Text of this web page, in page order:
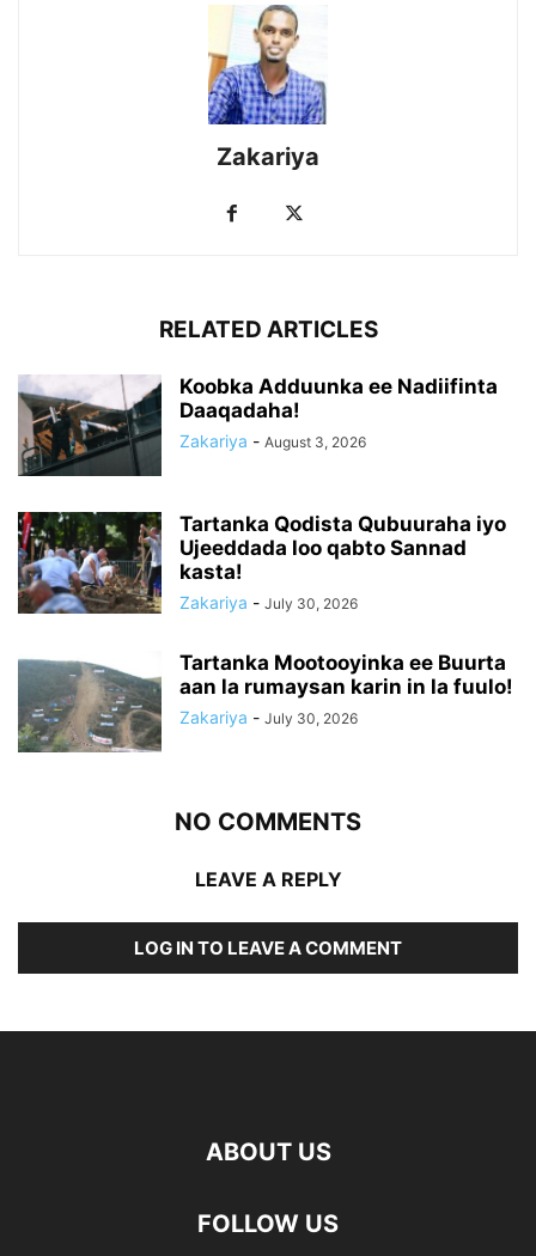
Zakariya
RELATED ARTICLES
Koobka Adduunka ee Nadiifinta
Daaqadaha!
Zakariya - August 3, 2026
Tartanka Qodista Qubuuraha iyo
Ujeeddada loo qabto Sannad
kasta!
Zakariya - July 30, 2026
Tartanka Mootooyinka ee Buurta
aan la rumaysan karin in la fuulo!
Zakariya - July 30, 2026
NO COMMENTS
LEAVE A REPLY
LOG IN TO LEAVE A COMMENT
ABOUT US
FOLLOW US